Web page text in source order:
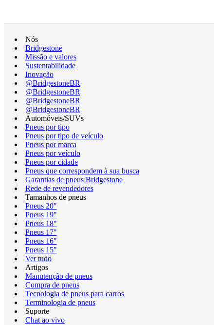
Nós
Bridgestone
Missão e valores
Sustentabilidade
Inovação
@BridgestoneBR
@BridgestoneBR
@BridgestoneBR
@BridgestoneBR
Automóveis/SUVs
Pneus por tipo
Pneus por tipo de veículo
Pneus por marca
Pneus por veículo
Pneus por cidade
Pneus que correspondem à sua busca
Garantias de pneus Bridgestone
Rede de revendedores
Tamanhos de pneus
Pneus 20"
Pneus 19"
Pneus 18"
Pneus 17"
Pneus 16"
Pneus 15"
Ver tudo
Artigos
Manutenção de pneus
Compra de pneus
Tecnologia de pneus para carros
Terminologia de pneus
Suporte
Chat ao vivo